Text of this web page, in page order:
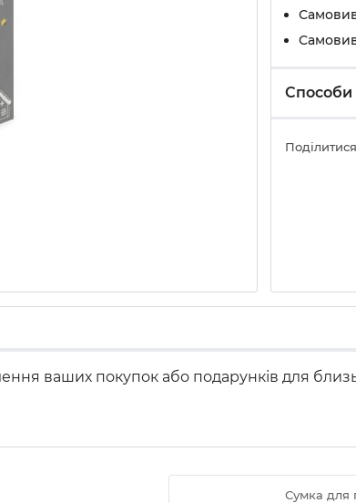
Способи
ваших покупок або подарунків для
Сумка для